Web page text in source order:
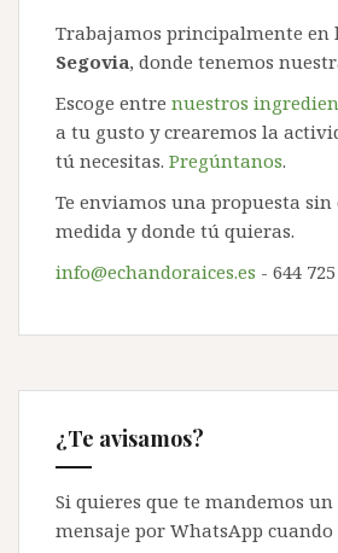
Trabajamos principalmente en
Segovia, donde tenemos
Escoge entre nuestros
a tu gusto y crearemos la
tú necesitas. Pregúntanos.
Te enviamos una propuesta
medida y donde tú quieras.
info@echandoraices.es - 644
¿Te avisamos?
Si quieres que te mandemos
mensaje por WhatsApp